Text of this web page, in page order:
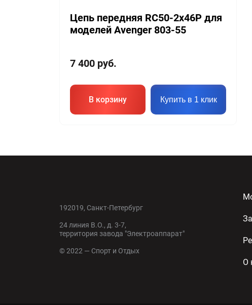
Цепь передняя RC50-2x46P для
моделей Avenger 803-55
7 400 руб.
В корзину Купить в 1 клик
О
192019, Санкт-Петербург
24 линия В.О., д. 3-7,
территория завода "Электроаппарат"
© 2022 — Спорт и Отдых